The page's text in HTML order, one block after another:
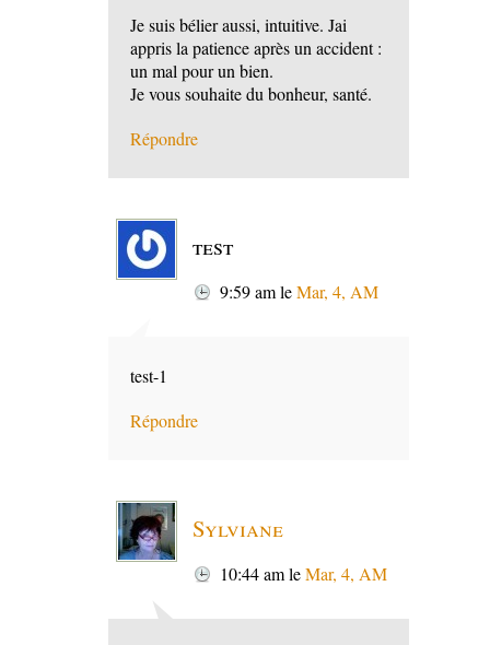
Je suis bélier aussi, intuitive. Jai
appris la patience après un accident :
un mal pour un bien.
Je vous souhaite du bonheur, santé.
Répondre
test
9:59 amleMar, 4, AM
test-1
Répondre
Sylviane
10:44 amleMar, 4, AM